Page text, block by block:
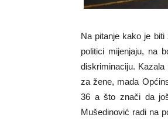
Na pitanje kako je
politici mijenjaju, na
diskriminaciju.
za žene, mada
36 a što znači da
Mušedinović radi na